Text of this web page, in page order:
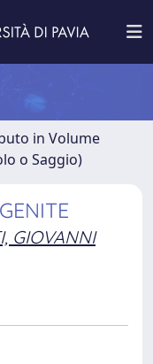
in Volume
o Saggio)
GIOVANNI